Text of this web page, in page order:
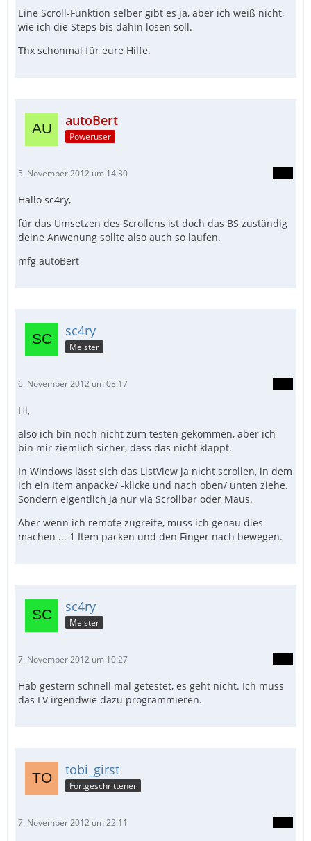
Eine Scroll-Funktion selber gibt es ja, aber ich weiß nicht,
wie ich die Steps bis dahin lösen soll.
Thx schonmal für eure Hilfe.
autoBert
Poweruser
5. November 2012 um 14:30
Hallo sc4ry,
für das Umsetzen des Scrollens ist doch das BS zuständig
deine Anwenung sollte also auch so laufen.
mfg autoBert
sc4ry
Meister
6. November 2012 um 08:17
Hi,
also ich bin noch nicht zum testen gekommen, aber ich
bin mir ziemlich sicher, dass das nicht klappt.
In Windows lässt sich das ListView ja nicht scrollen, in dem
ich ein Item anpacke/ -klicke und nach oben/ unten ziehe.
Sondern eigentlich ja nur via Scrollbar oder Maus.
Aber wenn ich remote zugreife, muss ich genau dies
machen ... 1 Item packen und den Finger nach bewegen.
sc4ry
Meister
7. November 2012 um 10:27
Hab gestern schnell mal getestet, es geht nicht. Ich muss
das LV irgendwie dazu programmieren.
tobi_girst
Fortgeschrittener
7. November 2012 um 22:11